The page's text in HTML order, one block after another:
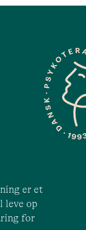
er et
leve op
for